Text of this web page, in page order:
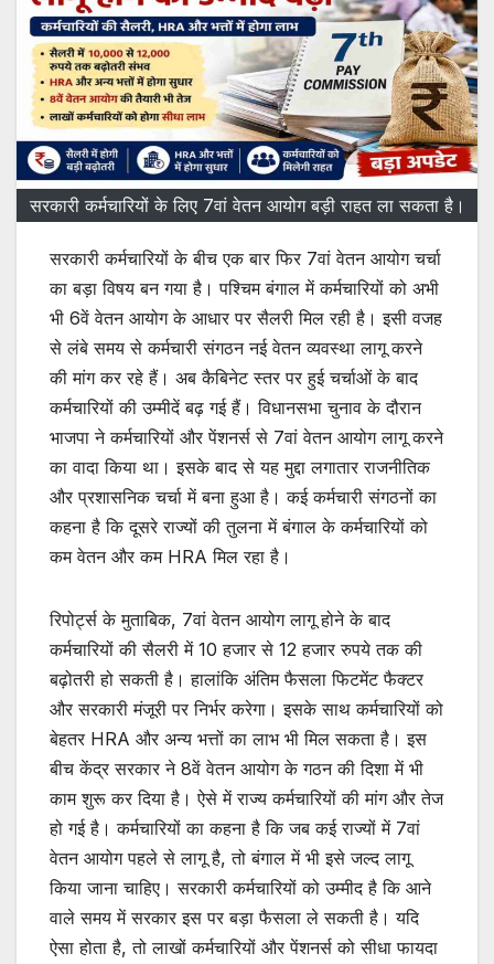
सरकारी कर्मचारियों के लिए 7वां वेतन आयोग बड़ी राहत ला सकता है।
सरकारी कर्मचारियों के बीच एक बार फिर 7वां वेतन आयोग चर्चा
का बड़ा विषय बन गया है। पश्चिम बंगाल में कर्मचारियों को अभी
भी 6वें वेतन आयोग के आधार पर सैलरी मिल रही है। इसी वजह
से लंबे समय से कर्मचारी संगठन नई वेतन व्यवस्था लागू करने
की मांग कर रहे हैं। अब कैबिनेट स्तर पर हुई चर्चाओं के बाद
कर्मचारियों की उम्मीदें बढ़ गई हैं। विधानसभा चुनाव के दौरान
भाजपा ने कर्मचारियों और पेंशनर्स से 7वां वेतन आयोग लागू करने
का वादा किया था। इसके बाद से यह मुद्दा लगातार राजनीतिक
और प्रशासनिक चर्चा में बना हुआ है। कई कर्मचारी संगठनों का
कहना है कि दूसरे राज्यों की तुलना में बंगाल के कर्मचारियों को
कम वेतन और कम HRA मिल रहा है।
रिपोर्ट्स के मुताबिक, 7वां वेतन आयोग लागू होने के बाद
कर्मचारियों की सैलरी में 10 हजार से 12 हजार रुपये तक की
बढ़ोतरी हो सकती है। हालांकि अंतिम फैसला फिटमेंट फैक्टर
और सरकारी मंजूरी पर निर्भर करेगा। इसके साथ कर्मचारियों को
बेहतर HRA और अन्य भत्तों का लाभ भी मिल सकता है। इस
बीच केंद्र सरकार ने 8वें वेतन आयोग के गठन की दिशा में भी
काम शुरू कर दिया है। ऐसे में राज्य कर्मचारियों की मांग और तेज
हो गई है। कर्मचारियों का कहना है कि जब कई राज्यों में 7वां
वेतन आयोग पहले से लागू है, तो बंगाल में भी इसे जल्द लागू
किया जाना चाहिए। सरकारी कर्मचारियों को उम्मीद है कि आने
वाले समय में सरकार इस पर बड़ा फैसला ले सकती है। यदि
ऐसा होता है, तो लाखों कर्मचारियों और पेंशनर्स को सीधा फायदा